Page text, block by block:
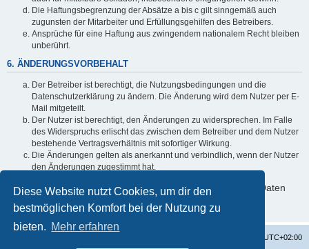
Diese Website nutzt Cookies, um dir den
bestmöglichen Komfort bei der Nutzung zu
bieten. Mehr erfahren
Die Haftungsbegrenzung der Absätze a bis c gilt sinngemäß auch
zugunsten der Mitarbeiter und Erfüllungsgehilfen des Betreibers.
Ansprüche für eine Haftung aus zwingendem nationalem Recht bleiben
unberührt.
6. ÄNDERUNGSVORBEHALT
Der Betreiber ist berechtigt, die Nutzungsbedingungen und die
Datenschutzerklärung zu ändern. Die Änderung wird dem Nutzer per E-
Mail mitgeteilt.
Der Nutzer ist berechtigt, den Änderungen zu widersprechen. Im Falle
des Widerspruchs erlischt das zwischen dem Betreiber und dem Nutzer
bestehende Vertragsverhältnis mit sofortiger Wirkung.
Die Änderungen gelten als anerkannt und verbindlich, wenn der Nutzer
den Änderungen zugestimmt hat.
Informationen über den Umgang mit deinen persönlichen Daten
sind in der Datenschutzerklärung enthalten.
UTC+02:00